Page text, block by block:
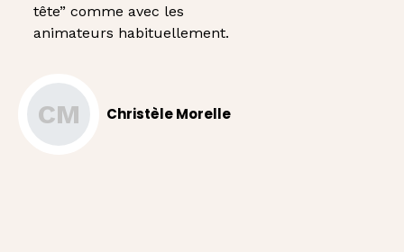
tête” comme avec les
animateurs habituellement.
CM Christèle Morelle